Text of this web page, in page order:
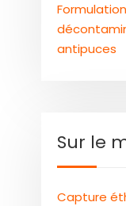
antipuces
Sur le
Capture